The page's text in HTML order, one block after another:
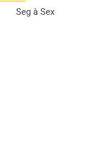
Seg à Sex